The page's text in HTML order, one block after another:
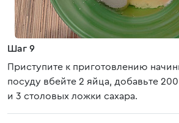
Шаг 9
Приступите к приготовлению
посуду вбейте 2 яйца, добавьте
и 3 столовых ложки сахара.